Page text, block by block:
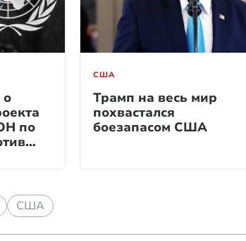
о
по
США
Трамп на весь мир
похвастался
боезапасом США
США